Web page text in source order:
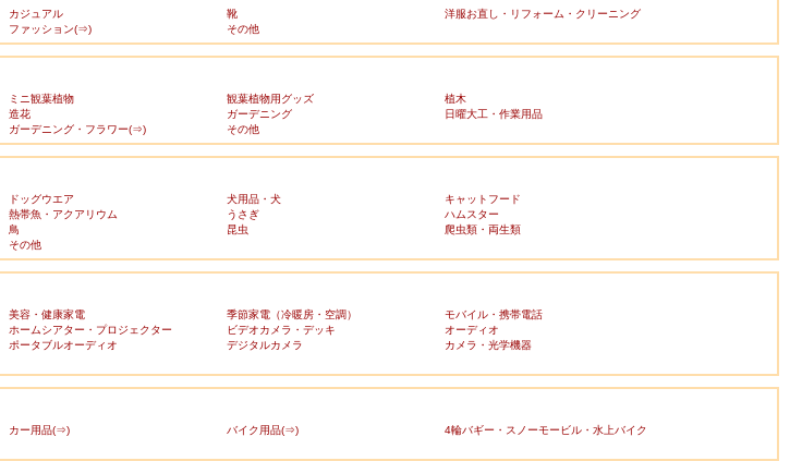
カジュアル 靴
洋服お直し・リフォーム・クリーニング
ファッション(⇒) その他
ミニ観葉植物 観葉植物用グッズ
植木
造花 ガーデニング
日曜大工・作業用品
ガーデニング・フラワー(⇒) その他
ドッグウエア 犬用品・犬
キャットフード
熱帯魚・アクアリウム うさぎ
ハムスター
鳥 昆虫
爬虫類・両生類
その他
美容・健康家電 季節家電（冷暖房・空調）
モバイル・携帯電話
ホームシアター・プロジェクター ビデオカメラ・デッキ
オーディオ
ポータブルオーディオ
デジタルカメラ
カメラ・光学機器
カー用品(⇒) バイク用品(⇒)
4輪バギー・スノーモービル・水上バイク